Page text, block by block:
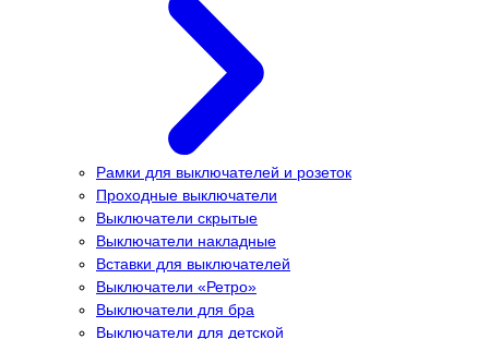
Рамки для выключателей и розеток
Проходные выключатели
Выключатели скрытые
Выключатели накладные
Вставки для выключателей
Выключатели «Ретро»
Выключатели для бра
Выключатели для детской